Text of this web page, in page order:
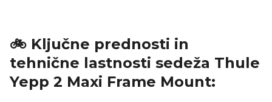
🚲 Ključne prednosti in
tehnične lastnosti sedeža Thule
Yepp 2 Maxi Frame Mount: